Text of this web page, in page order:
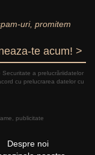
uri, promitem
te acum! >
a prelucrăriidatelor
cu prelucrarea datelor cu
publicitate
Despre noi